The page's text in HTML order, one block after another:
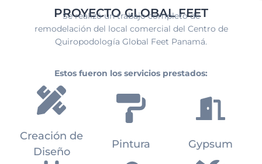
PROYECTO GLOBAL FEET
Se realizó un trabajo completo de
remodelación del local comercial del Centro de
Quiropodología Global Feet Panamá.
Estos fueron los servicios prestados:
Creación de
Diseño
Pintura Gypsum